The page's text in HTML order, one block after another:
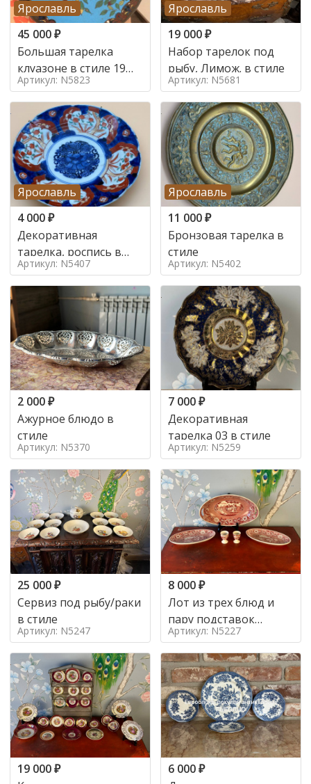
Ярославль
45 000₽
Большая тарелка
клуазоне в стиле 19
век
Артикул: N5823
Ярославль
19 000₽
Набор тарелок под
рыбу, Лимож. в стиле
Артикул: N5681
Ярославль
4 000₽
Декоративная
тарелка, роспись в
стиле Япония,
Артикул: N5407
Ярославль
11 000₽
Бронзовая тарелка в
стиле
Артикул: N5402
2 000₽
Ажурное блюдо в
стиле
Артикул: N5370
7 000₽
Декоративная
тарелка 03 в стиле
Артикул: N5259
25 000₽
Сервиз под рыбу/раки
в стиле
Артикул: N5247
8 000₽
Лот из трех блюд и
пару подставок
Maastricht Tea Drinker
by Societe Ceramique в
стиле Голландия,
Артикул: N5227
19 000₽
6 000₽